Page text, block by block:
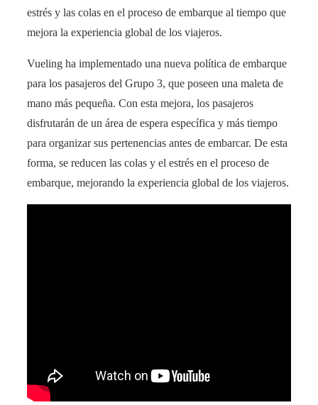
estrés y las colas en el proceso de embarque al tiempo que
mejora la experiencia global de los viajeros.
Vueling ha implementado una nueva política de embarque
para los pasajeros del Grupo 3, que poseen una maleta de
mano más pequeña. Con esta mejora, los pasajeros
disfrutarán de un área de espera específica y más tiempo
para organizar sus pertenencias antes de embarcar. De esta
forma, se reducen las colas y el estrés en el proceso de
embarque, mejorando la experiencia global de los viajeros.